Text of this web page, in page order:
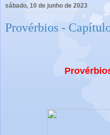
sábado, 10 de junho de 2023
Provérbios -